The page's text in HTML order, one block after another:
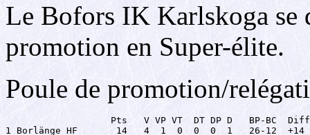
Le Bofors IK Karlskoga se
promotion en Super-élite.
Poule de promotion/
                   Pts   V VP VT  DT DP D   BP-BC  Diff